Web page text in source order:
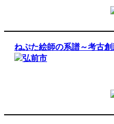
ねぷた絵師の系譜～考古創
弘前市